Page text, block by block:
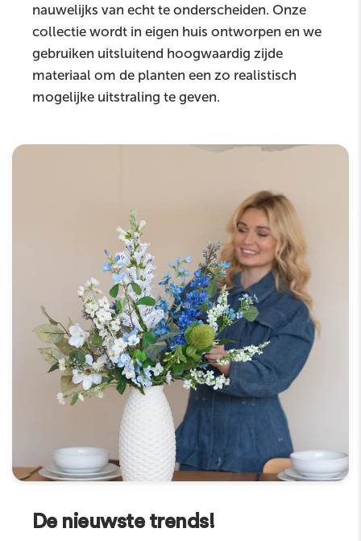
nauwelijks van echt te onderscheiden. Onze
collectie wordt in eigen huis ontworpen en we
gebruiken uitsluitend hoogwaardig zijde
materiaal om de planten een zo realistisch
mogelijke uitstraling te geven.
De nieuwste trends!